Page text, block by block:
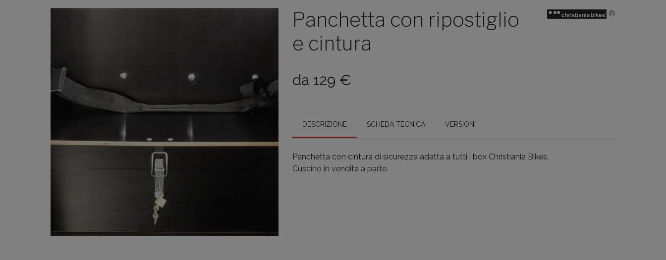
Panchetta con ripostiglio
e cintura
®
da 129 €
DESCRIZIONE SCHEDA TECNICA VERSIONI
Panchetta con cintura di sicurezza adatta a tutti i box Christiania Bikes.
Cuscino in vendita a parte.